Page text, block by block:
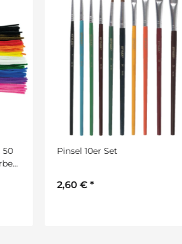
Regenbogen